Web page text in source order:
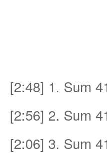
[2:48] 1. Sum
[2:56] 2. Sum
[2:06] 3. Sum